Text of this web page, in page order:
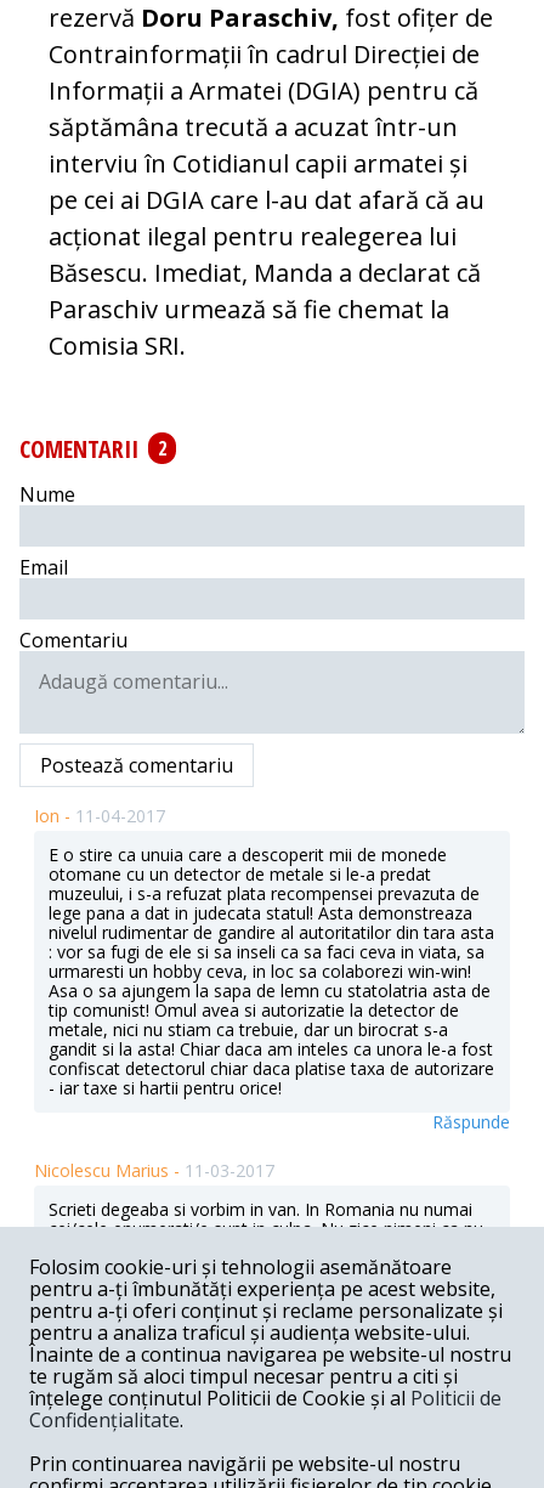
rezervă Doru Paraschiv, fost ofițer de
Contrainformații în cadrul Direcției de
Informații a Armatei (DGIA) pentru că
săptămâna trecută a acuzat într-un
interviu în Cotidianul capii armatei și
pe cei ai DGIA care l-au dat afară că au
acționat ilegal pentru realegerea lui
Băsescu. Imediat, Manda a declarat că
Paraschiv urmează să fie chemat la
Comisia SRI.
COMENTARII
2
Nume
Email
Comentariu
Postează comentariu
Ion - 11-04-2017
E o stire ca unuia care a descoperit mii de monede
otomane cu un detector de metale si le-a predat
muzeului, i s-a refuzat plata recompensei prevazuta de
lege pana a dat in judecata statul! Asta demonstreaza
nivelul rudimentar de gandire al autoritatilor din tara asta
: vor sa fugi de ele si sa inseli ca sa faci ceva in viata, sa
urmaresti un hobby ceva, in loc sa colaborezi win-win!
Asa o sa ajungem la sapa de lemn cu statolatria asta de
tip comunist! Omul avea si autorizatie la detector de
metale, nici nu stiam ca trebuie, dar un birocrat s-a
gandit si la asta! Chiar daca am inteles ca unora le-a fost
confiscat detectorul chiar daca platise taxa de autorizare
- iar taxe si hartii pentru orice!
Răspunde
Nicolescu Marius - 11-03-2017
Scrieti degeaba si vorbim in van. In Romania nu numai
cei/cele enumerati/e sunt in culpa. Nu zice nimeni ca nu
dupa dosarele nerezolvate (Microsoft si EADS),
condamnarile sau disculparile dupa ochi frumosi
(Pescariu, Niro s.a.), amanarile sine die, pana spre
prescriere ale anumitor dosare, n-o sa mai putem numi
DNA Justitia ingenua. Prea bate la ochi. Cea mai buna
justitie ar face-o frica. Ce-ar fi sa le taiem o manuta
pentru fiecare 10.000 euro furate? Ptiu, drace, cine m-o
fi pus sa pun prag la furat tocmai acum!? Ce ziceti? Cred
ca am avea un Parlament alcatuit in majoritate din
mocirla mizerabila iar ei isi vor imparti Dunarea,
dealurile, muntii si campiile si ne vor privi cu aceeasi ochi
Folosim cookie-uri și tehnologii asemănătoare
pentru a-ți îmbunătăți experiența pe acest website,
pentru a-ți oferi conținut și reclame personalizate și
pentru a analiza traficul și audiența website-ului.
Înainte de a continua navigarea pe website-ul nostru
te rugăm să aloci timpul necesar pentru a citi și
înțelege conținutul Politicii de Cookie și al Politicii de
Confidențialitate.
Prin continuarea navigării pe website-ul nostru